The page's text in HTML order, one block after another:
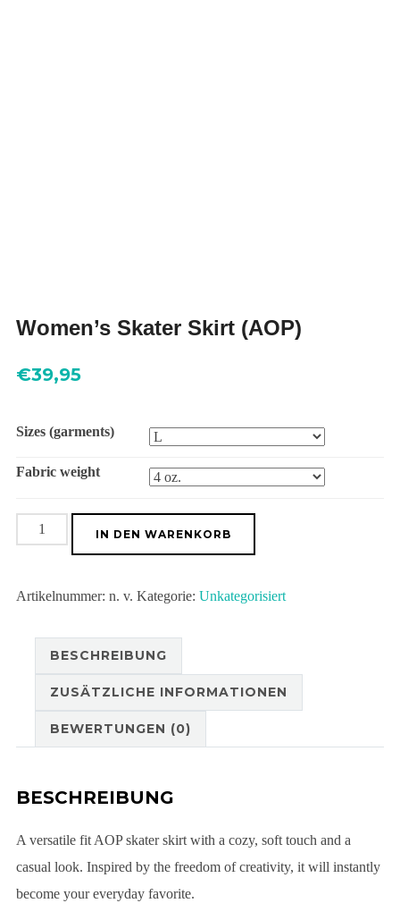
Women’s Skater Skirt (AOP)
€39,95
Sizes (garments)
Fabric weight
Women's
Skater
(AOP)
IN DEN WARENKORB
Artikelnummer: n. v. Kategorie: Unkategorisiert
BESCHREIBUNG
ZUSÄTZLICHE INFORMATIONEN
BEWERTUNGEN (0)
BESCHREIBUNG
A versatile fit AOP skater skirt with a cozy, soft touch and a
casual look. Inspired by the freedom of creativity, it will instantly
become your everyday favorite.